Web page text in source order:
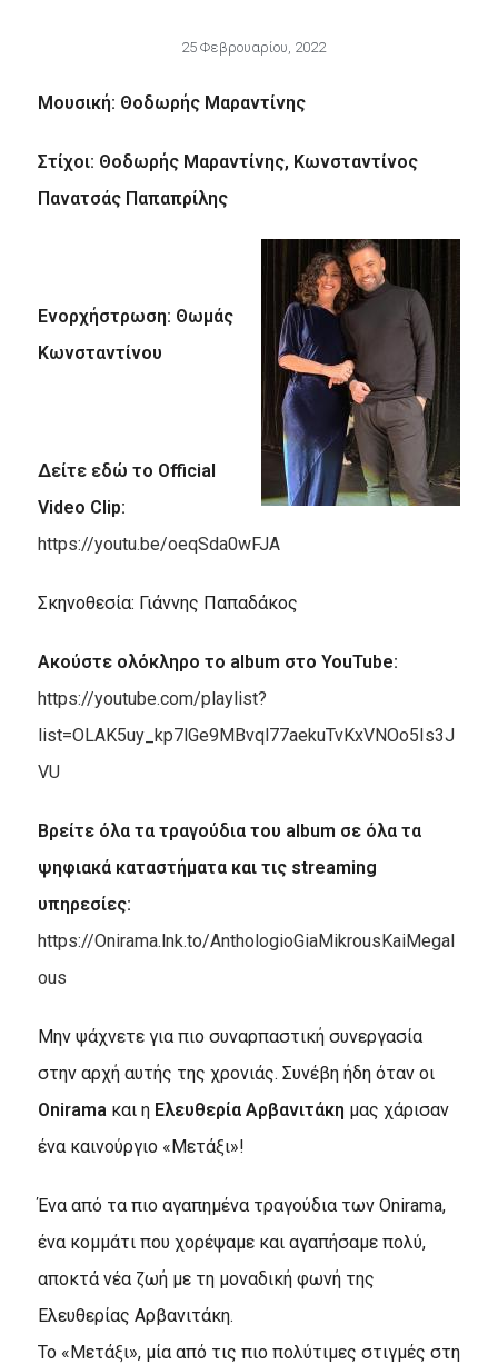
25 Φεβρουαρίου, 2022
Μουσική: Θοδωρής Μαραντίνης
Στίχοι: Θοδωρής Μαραντίνης, Κωνσταντίνος
Πανατσάς Παπαπρίλης
Ενορχήστρωση: Θωμάς
Κωνσταντίνου
Δείτε εδώ το Official
Video Clip:
https://youtu.be/oeqSda0wFJA
Σκηνοθεσία: Γιάννης Παπαδάκος
Ακούστε ολόκληρο το album στο YouTube:
https://youtube.com/playlist?
list=OLAK5uy_kp7lGe9MBvql77aekuTvKxVNOo5Is3J
VU
Βρείτε όλα τα τραγούδια του album σε όλα τα
ψηφιακά καταστήματα και τις streaming
υπηρεσίες:
https://Onirama.lnk.to/AnthologioGiaMikrousKaiMegal
ous
Μην ψάχνετε για πιο συναρπαστική συνεργασία
στην αρχή αυτής της χρονιάς. Συνέβη ήδη όταν οι
Onirama και η Ελευθερία Αρβανιτάκη μας χάρισαν
ένα καινούργιο «Μετάξι»!
Ένα από τα πιο αγαπημένα τραγούδια των Onirama,
ένα κομμάτι που χορέψαμε και αγαπήσαμε πολύ,
αποκτά νέα ζωή με τη μοναδική φωνή της
Ελευθερίας Αρβανιτάκη.
Το «Μετάξι», μία από τις πιο πολύτιμες στιγμές στη